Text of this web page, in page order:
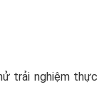
trải nghiệm thực